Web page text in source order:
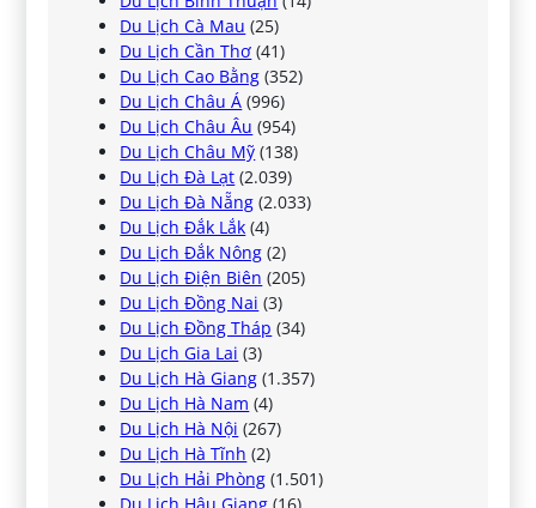
Du Lịch Cà Mau (25)
Du Lịch Cần Thơ (41)
Du Lịch Cao Bằng (352)
Du Lịch Châu Á (996)
Du Lịch Châu Âu (954)
Du Lịch Châu Mỹ (138)
Du Lịch Đà Lạt (2.039)
Du Lịch Đà Nẵng (2.033)
Du Lịch Đắk Lắk (4)
Du Lịch Đắk Nông (2)
Du Lịch Điện Biên (205)
Du Lịch Đồng Nai (3)
Du Lịch Đồng Tháp (34)
Du Lịch Gia Lai (3)
Du Lịch Hà Giang (1.357)
Du Lịch Hà Nam (4)
Du Lịch Hà Nội (267)
Du Lịch Hà Tĩnh (2)
Du Lịch Hải Phòng (1.501)
Du Lịch Hậu Giang (16)